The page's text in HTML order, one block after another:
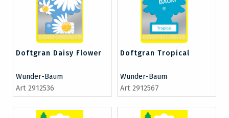
Doftgran Daisy Flower
Wunder-Baum
Art 2912536
Doftgran Tropical
Wunder-Baum
Art 2912567